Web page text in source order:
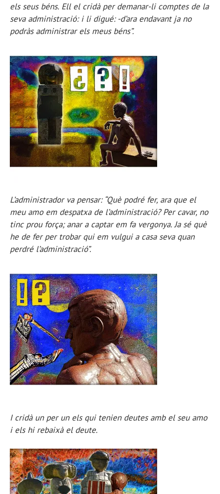
els seus béns. Ell el cridà per demanar-li comptes de la
seva administració: i li digué: -d’ara endavant ja no
podràs administrar els meus béns”.
L’administrador va pensar: “Què podré fer, ara que el
meu amo em despatxa de l’administració? Per cavar, no
tinc prou força; anar a captar em fa vergonya. Ja sé què
he de fer per trobar qui em vulgui a casa seva quan
perdré l’administració”.
I cridà un per un els qui tenien deutes amb el seu amo
i els hi rebaixà el deute.